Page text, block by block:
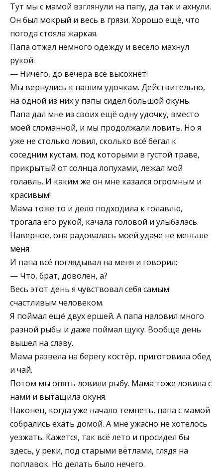
Тут мы с мамой взглянули на папу, да так и ахнули.
Он был мокрый и весь в грязи. Хорошо ещё, что
погода стояла жаркая.
Папа отжал немного одежду и весело махнул
рукой:
— Ничего, до вечера всё высохнет!
Мы вернулись к нашим удочкам. Действительно,
на одной из них у папы сидел большой окунь.
Папа дал мне из своих ещё одну удочку, вместо
моей сломанной, и мы продолжали ловить. Но я
уже не столько ловил, сколько всё бегал к
соседним кустам, под которыми в густой траве,
прикрытый от солнца лопухами, лежал мой
голавль. И каким же он мне казался огромным и
красивым!
Мама тоже то и дело подходила к голавлю,
трогала его рукой, качала головой и улыбалась.
Наверное, она радовалась моей удаче не меньше
меня.
И папа всё поглядывал на меня и говорил:
— Что, брат, доволен, а?
Весь этот день я чувствовал себя самым
счастливым человеком.
Я поймал ещё двух ершей. А папа наловил много
разной рыбы и даже поймал щуку. Вообще день
вышел на славу.
Мама развела на берегу костёр, приготовила обед
и чай.
Потом мы опять ловили рыбу. Мама тоже ловила с
нами и вытащила окуня.
Наконец, когда уже начало темнеть, папа с мамой
собрались ехать домой. А мне ужасно не хотелось
уезжать. Кажется, так всё лето и просидел бы
здесь, у реки, под старыми вётлами, глядя на
поплавок. Но делать было нечего.